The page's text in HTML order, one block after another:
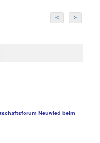
< >
Neuwied beim